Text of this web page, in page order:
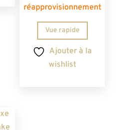
réapprovisionnement
Vue rapide
Ajouter à la
wishlist